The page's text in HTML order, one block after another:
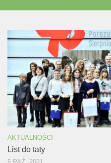
AKTUALNOŚCI
List do taty